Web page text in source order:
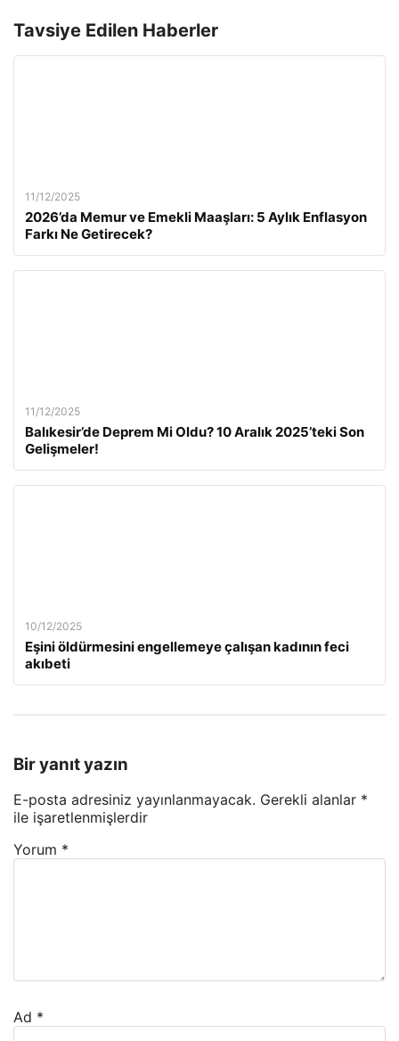
Tavsiye Edilen Haberler
11/12/2025
2026’da Memur ve Emekli Maaşları: 5 Aylık Enflasyon
Farkı Ne Getirecek?
11/12/2025
Balıkesir’de Deprem Mi Oldu? 10 Aralık 2025’teki Son
Gelişmeler!
10/12/2025
Eşini öldürmesini engellemeye çalışan kadının feci
akıbeti
Bir yanıt yazın
E-posta adresiniz yayınlanmayacak. Gerekli alanlar *
ile işaretlenmişlerdir
Yorum *
Ad *